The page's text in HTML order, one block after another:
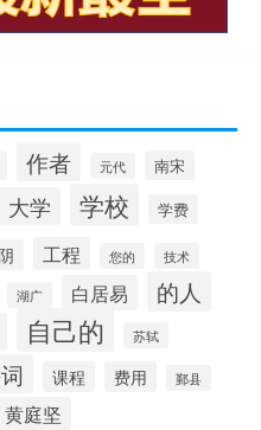
作者 元代 南宋
大学 学校 学费
工程 您的 技术
湖广 白居易 的人
自己的 苏轼
课程 费用 鄞县
黄庭坚